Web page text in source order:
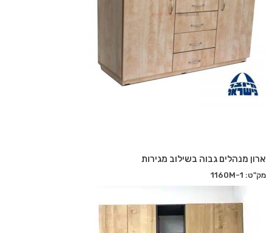
ארון מנהלים גבוה בשילוב מגירות
מק"ט: 1160M-1